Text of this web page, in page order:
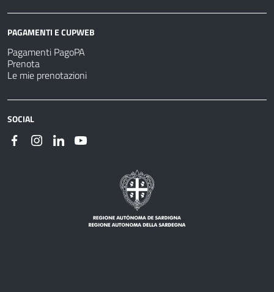
PAGAMENTI E CUPWEB
Pagamenti PagoPA
Prenota
Le mie prenotazioni
SOCIAL